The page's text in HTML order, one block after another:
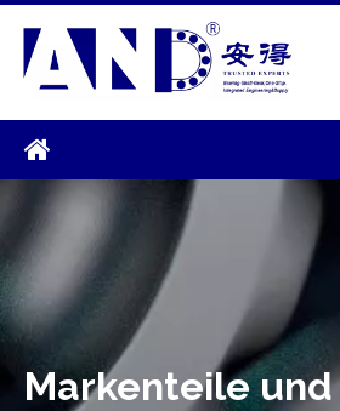
Markenteile und